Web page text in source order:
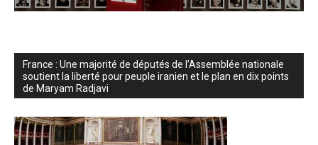
France : Une majorité de députés de l’Assemblée nationale
soutient la liberté pour peuple iranien et le plan en dix points
de Maryam Radjavi